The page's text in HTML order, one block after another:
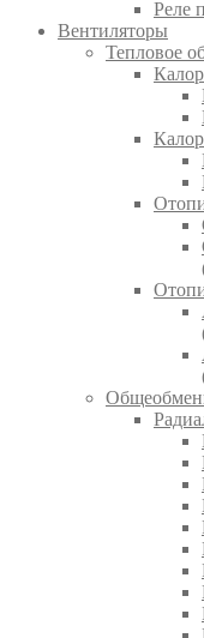
Реле
Вентиляторы
Тепловое